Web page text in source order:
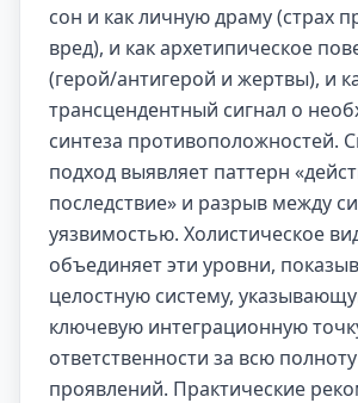
сон и как личную драму (страх
вред), и как архетипическое
(герой/антигерой и жертвы), и
трансцендентный сигнал о
синтеза противоположностей.
подход выявляет паттерн
последствие» и разрыв между
уязвимостью. Холистическое
объединяет эти уровни,
целостную систему,
ключевую интеграционную
ответственности за всю
проявлений. Практические